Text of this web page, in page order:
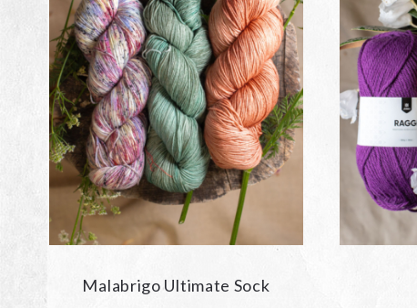
Malabrigo Ultimate Sock